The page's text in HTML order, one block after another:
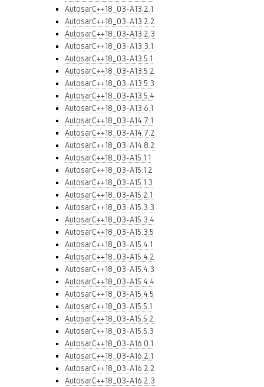
AutosarC++18_03-A13.2.1
AutosarC++18_03-A13.2.2
AutosarC++18_03-A13.2.3
AutosarC++18_03-A13.3.1
AutosarC++18_03-A13.5.1
AutosarC++18_03-A13.5.2
AutosarC++18_03-A13.5.3
AutosarC++18_03-A13.5.4
AutosarC++18_03-A13.6.1
AutosarC++18_03-A14.7.1
AutosarC++18_03-A14.7.2
AutosarC++18_03-A14.8.2
AutosarC++18_03-A15.1.1
AutosarC++18_03-A15.1.2
AutosarC++18_03-A15.1.3
AutosarC++18_03-A15.2.1
AutosarC++18_03-A15.3.3
AutosarC++18_03-A15.3.4
AutosarC++18_03-A15.3.5
AutosarC++18_03-A15.4.1
AutosarC++18_03-A15.4.2
AutosarC++18_03-A15.4.3
AutosarC++18_03-A15.4.4
AutosarC++18_03-A15.4.5
AutosarC++18_03-A15.5.1
AutosarC++18_03-A15.5.2
AutosarC++18_03-A15.5.3
AutosarC++18_03-A16.0.1
AutosarC++18_03-A16.2.1
AutosarC++18_03-A16.2.2
AutosarC++18_03-A16.2.3